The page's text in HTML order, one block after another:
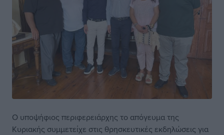
Ο υποψήφιος περιφερειάρχης το απόγευμα της
Κυριακής συμμετείχε στις θρησκευτικές εκδηλώσεις για